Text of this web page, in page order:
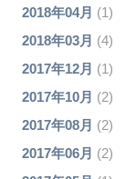
2018年04月 (1)
2018年03月 (4)
2017年12月 (1)
2017年10月 (2)
2017年08月 (2)
2017年06月 (2)